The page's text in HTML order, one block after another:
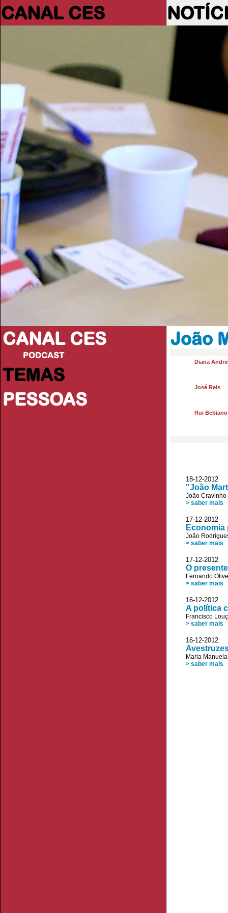
CANAL CES
CANAL CES
PODCAST
TEMAS
PESSOAS
João
Diana
José Reis
Rui Bebiano
18-12-
"João
João Cravinho
> saber mais
17-12-
João
> saber mais
17-12-
O
Fernando
> saber mais
16-12-
A política
Francisco
> saber mais
16-12-
Maria
> saber mais